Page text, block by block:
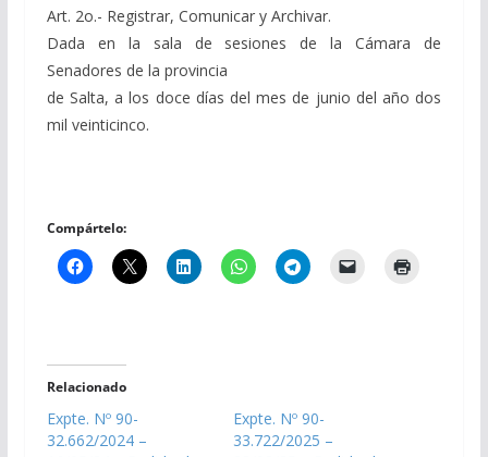
Art. 2o.- Registrar, Comunicar y Archivar.
Dada en la sala de sesiones de la Cámara de
Senadores de la provincia
de Salta, a los doce días del mes de junio del año dos
mil veinticinco.
Compártelo:
Relacionado
Expte. Nº 90-
32.662/2024 –
Expte. Nº 90-
33.722/2025 –